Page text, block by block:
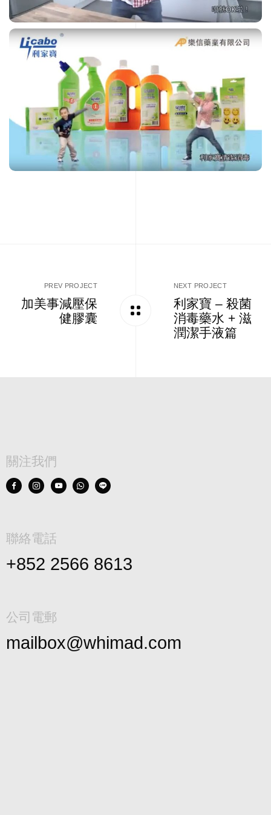
PREV PROJECT
加美事減壓保
健膠囊
NEXT PROJECT
利家寶 – 殺菌
消毒藥水 + 滋
潤潔手液篇
關注我們
聯絡電話
+852 2566 8613
公司電郵
mailbox@whimad.com